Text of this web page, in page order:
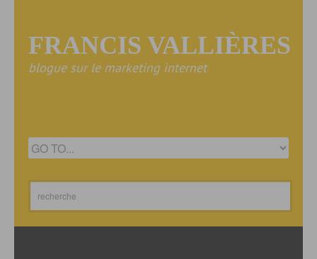
FRANCIS VALLIÈRES
blogue sur le marketing internet